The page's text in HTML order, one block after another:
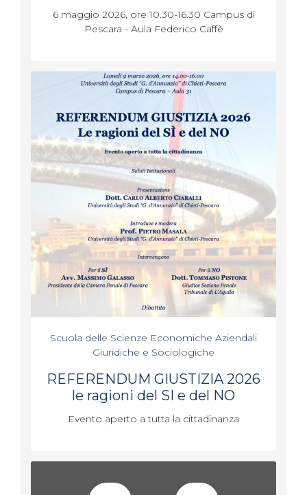
6 maggio 2026, ore 10.30-16.30 Campus di
Pescara - Aula Federico Caffè
Scuola delle Scienze Economiche Aziendali
Giuridiche e Sociologiche
REFERENDUM GIUSTIZIA 2026
le ragioni del SI e del NO
Evento aperto a tutta la cittadinanza